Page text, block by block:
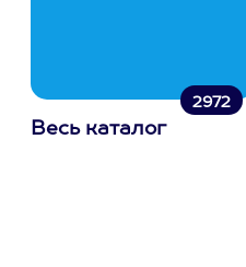
2972
Весь каталог